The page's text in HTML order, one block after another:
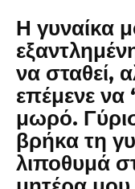
Η γυναίκα
να σταθεί,
επέμενε να
μωρό.
βρήκα τη
λιποθυμά